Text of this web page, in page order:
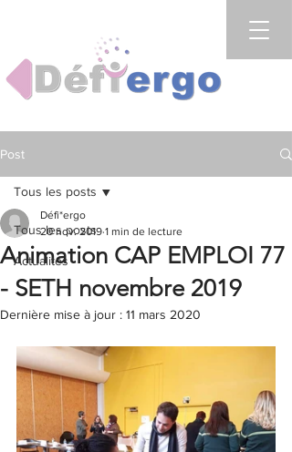
Post
Tous les posts
Actualités
Tous les posts
Animation CAP EMPLOI 77
- SETH novembre 2019
Défi*ergo
20 nov. 2019 1 min de lecture
Dernière mise à jour : 11 mars 2020